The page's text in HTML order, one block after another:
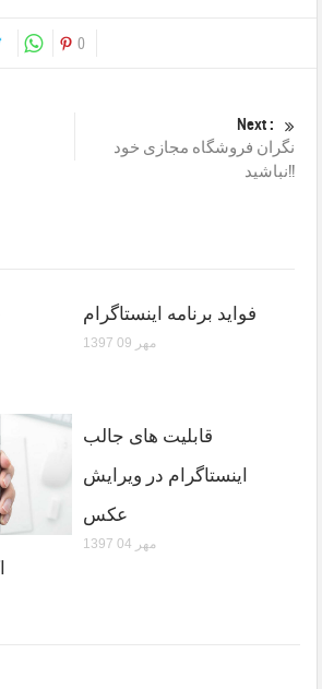
0
Next :
نگران فروشگاه مجازی خود
نباشید!!
فواید برنامه اینستاگرام
1397 مهر 09
قابلیت های جالب
اینستاگرام در ویرایش
عکس
1397 مهر 04